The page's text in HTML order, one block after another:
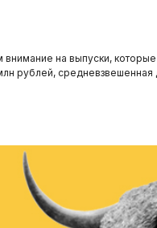
на выпуски,
рублей, средневзвешенная